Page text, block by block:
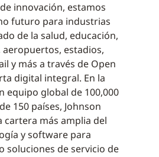
innovación, estamos
futuro para industrias
de la salud, educación,
estadios,
y más a través de Open
digital integral. En la
equipo global de 100,000
150 países, Johnson
cartera más amplia del
y software para
soluciones de servicio de